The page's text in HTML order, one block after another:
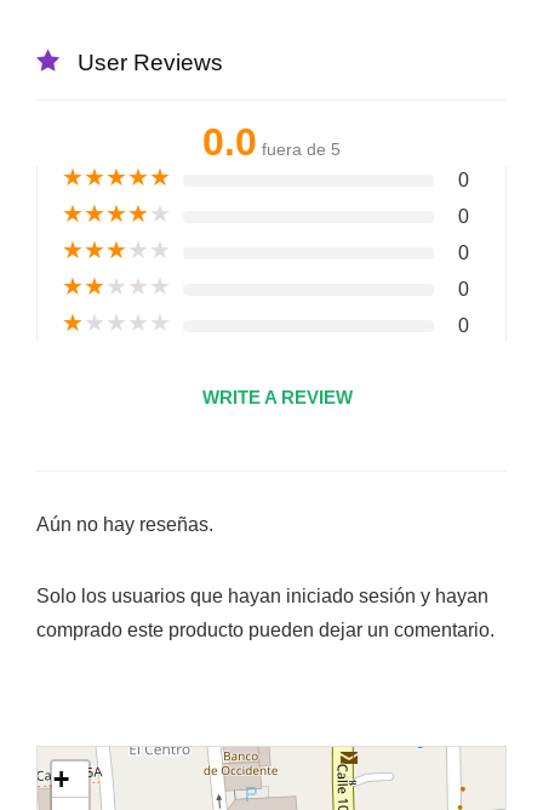
User Reviews
0.0 fuera de 5
★★★★★ 0
★★★★★ 0
★★★★★ 0
★★★★★ 0
★★★★★ 0
WRITE A REVIEW
Aún no hay reseñas.
Solo los usuarios que hayan iniciado sesión y hayan
comprado este producto pueden dejar un comentario.
+